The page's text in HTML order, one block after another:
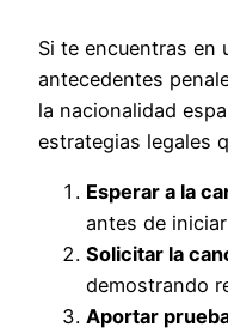
Si te encuentras en
antecedentes
la nacionalidad
estrategias legales
Esperar a la
antes de
Solicitar la
demostrando
Aportar